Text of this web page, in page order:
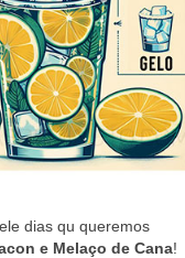
dias qu queremos
e Melaço de Cana!